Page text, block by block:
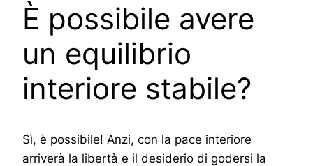
È possibile avere
un equilibrio
interiore stabile?
Sì, è possibile! Anzi, con la pace interiore
arriverà la libertà e il desiderio di godersi la